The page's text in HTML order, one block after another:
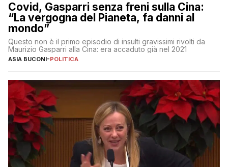
Covid, Gasparri senza freni sulla Cina:
“La vergogna del Pianeta, fa danni al
mondo”
Questo non è il primo episodio di insulti gravissimi rivolti da
Maurizio Gasparri alla Cina: era accaduto già nel 2021
ASIA BUCONI-POLITICA